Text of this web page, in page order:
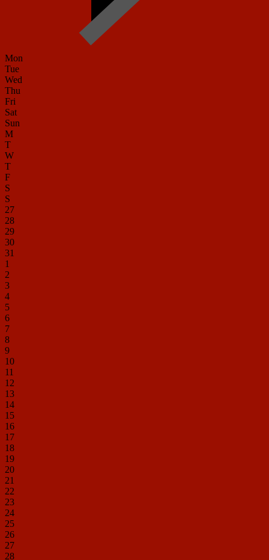
Mon
Tue
Wed
Thu
Fri
Sat
Sun
M
T
W
T
F
S
S
27
28
29
30
31
1
2
3
4
5
6
7
8
9
10
11
12
13
14
15
16
17
18
19
20
21
22
23
24
25
26
27
28